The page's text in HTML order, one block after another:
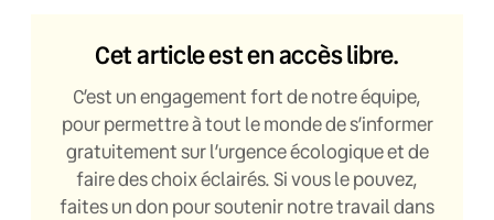
Cet article est en accès libre.
C’est un engagement fort de notre équipe,
pour permettre à tout le monde de s’informer
gratuitement sur l’urgence écologique et de
faire des choix éclairés. Si vous le pouvez,
faites un don pour soutenir notre travail dans